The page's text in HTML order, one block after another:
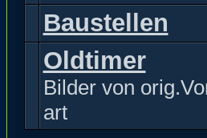
Baustellen
Oldtimer
Bilder von
art